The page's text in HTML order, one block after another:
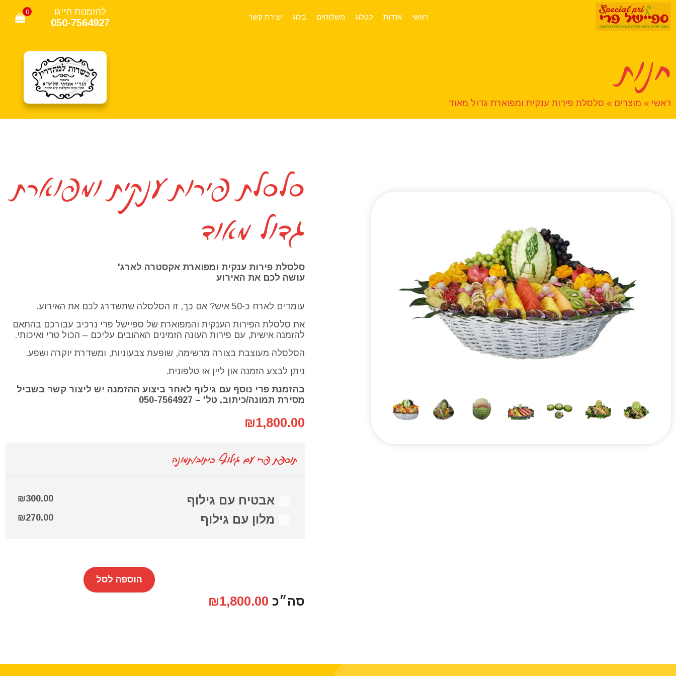
ראשי אודות קטלוג משלוחים בלוג יצירת קשר
להזמנות חייגו
050-7564927
0
חנות
ראשי » מוצרים » סלסלת פירות ענקית ומפוארת גדול מאוד
סלסלת פירות ענקית ומפוארת
גדול מאוד
סלסלת פירות ענקית ומפוארת אקסטרה לארג'
עושה לכם את האירוע
עומדים לארח כ-50 איש? אם כך, זו הסלסלה שתשדרג לכם את האירוע.
את סלסלת הפירות הענקית והמפוארת של ספיישל פרי נרכיב עבורכם בהתאם
להזמנה אישית, עם פירות העונה הזמינים האהובים עליכם – הכול טרי ואיכותי.
הסלסלה מעוצבת בצורה מרשימה, שופעת צבעוניות, ומשדרת יוקרה ושפע.
ניתן לבצע הזמנה און ליין או טלפונית.
בהזמנת פרי נוסף עם גילוף לאחר ביצוע ההזמנה יש ליצור קשר בשביל
מסירת תמונה/כיתוב, טל' – 050-7564927
₪1,800.00
תוספת פרי עם גילוף כיתוב/תמונה
אבטיח עם גילוף ₪300.00
מלון עם גילוף ₪270.00
סה״כ ₪1,800.00
הוספה לסל